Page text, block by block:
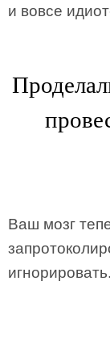
и вовсе
Ваш мозг
игнорировать.